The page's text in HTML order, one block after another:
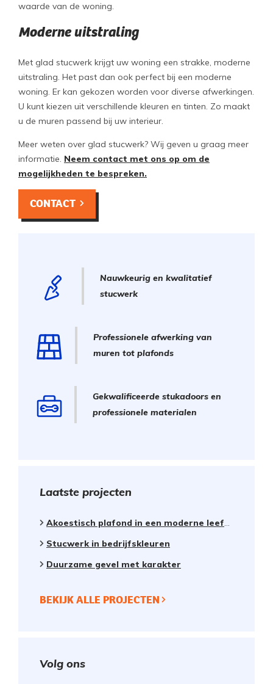
waarde van de woning.
Moderne uitstraling
Met glad stucwerk krijgt uw woning een strakke, moderne
uitstraling. Het past dan ook perfect bij een moderne
woning. Er kan gekozen worden voor diverse afwerkingen.
U kunt kiezen uit verschillende kleuren en tinten. Zo maakt
u de muren passend bij uw interieur.
Meer weten over glad stucwerk? Wij geven u graag meer
informatie. Neem contact met ons op om de
mogelijkheden te bespreken.
CONTACT
Nauwkeurig en kwalitatief
stucwerk
Professionele afwerking van
muren tot plafonds
Gekwalificeerde stukadoors en
professionele materialen
Laatste projecten
Akoestisch plafond in een moderne leefkeuken
Stucwerk in bedrijfskleuren
Duurzame gevel met karakter
BEKIJK ALLE PROJECTEN
Volg ons